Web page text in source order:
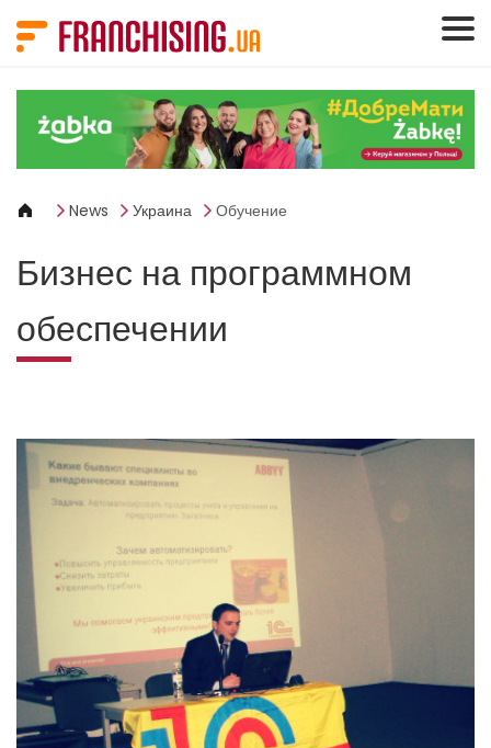
News Украина Обучение
Бизнес на программном
обеспечении